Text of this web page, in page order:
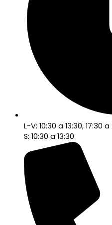
L-V: 10:30 a 13:30, 17:30
S: 10:30 a 13:30